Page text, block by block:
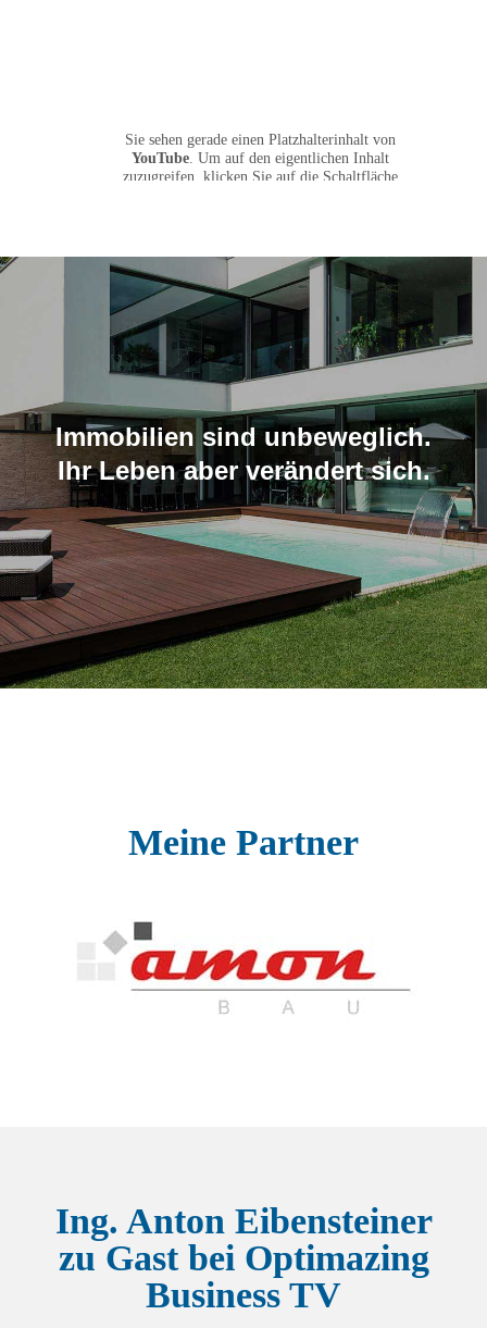
Sie sehen gerade einen Platzhalterinhalt von
YouTube. Um auf den eigentlichen Inhalt
zuzugreifen, klicken Sie auf die Schaltfläche
Inhalt entsperren
Erforderlichen Service akzeptieren
und Inhalte entsperren
Immobilien sind unbeweglich.
Ihr Leben aber verändert sich.
Meine Partner
Ing. Anton Eibensteiner
zu Gast bei Optimazing
Business TV